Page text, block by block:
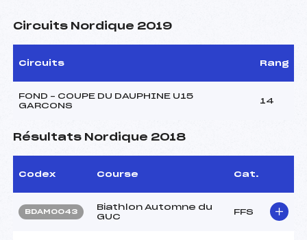
Circuits Nordique 2019
Circuits Rang
FOND – COUPE DU DAUPHINE U15
GARCONS
14
Résultats Nordique 2018
Codex Course Cat.
BDAM0043
Biathlon Automne du
GUC
FFS